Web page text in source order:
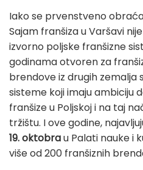
Iako se prvenstveno
Sajam franšiza u Varšavi
izvorno poljske franšizne
godinama otvoren za
brendove iz drugih zemalja
sisteme koji imaju ambiciju
franšize u Poljskoj i na taj
tržištu. I ove godine,
19. oktobrau Palati nauke i
više od 200 franšiznih